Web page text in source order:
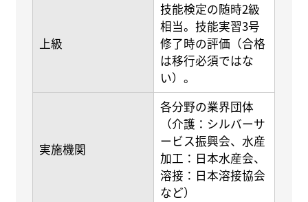
上級
技能検定の随時2級
相当。技能実習3号
修了時の評価（合格
は移行必須ではな
い）。
実施機関
各分野の業界団体
（介護：シルバーサ
ービス振興会、水産
加工：日本水産会、
溶接：日本溶接協会
など）